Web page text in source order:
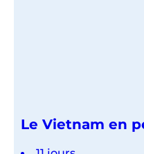
Le Vietnam en